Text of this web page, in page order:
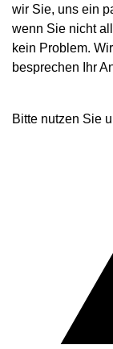
wir Sie, uns ein
wenn Sie nicht
kein Problem.
besprechen Ihr
Bitte nutzen Sie